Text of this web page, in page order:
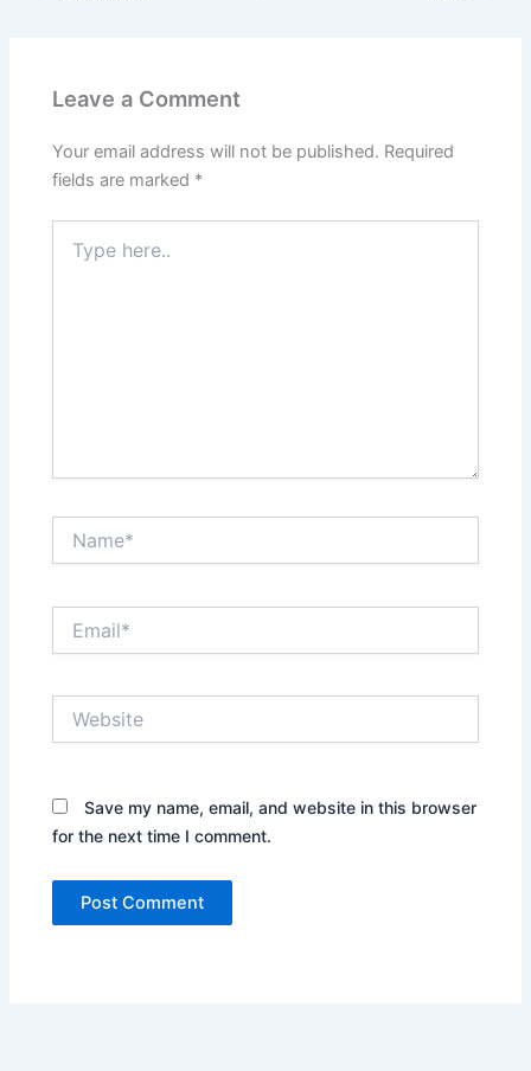
Leave a Comment
Your email address will not be published. Required
fields are marked *
here..
Save my name, email, and website in this browser
for the next time I comment.